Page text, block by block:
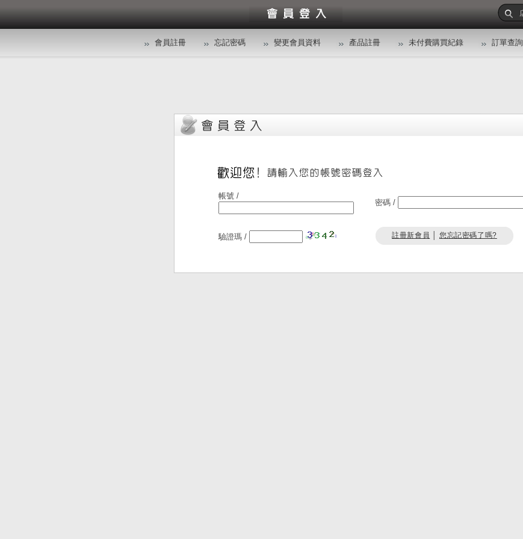
會員註冊 忘記密碼 變更會員資料 產品註冊 未付費購買紀錄 訂單查詢
帳號 /
密碼 /
驗證瑪 / 註冊新會員 您忘記密碼了嗎?